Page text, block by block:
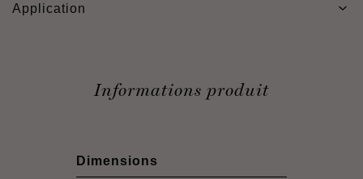
Application
Informations produit
Dimensions